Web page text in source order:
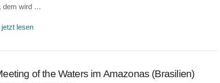
dem wird …
lesen
of the Waters im Amazonas (Brasilien)